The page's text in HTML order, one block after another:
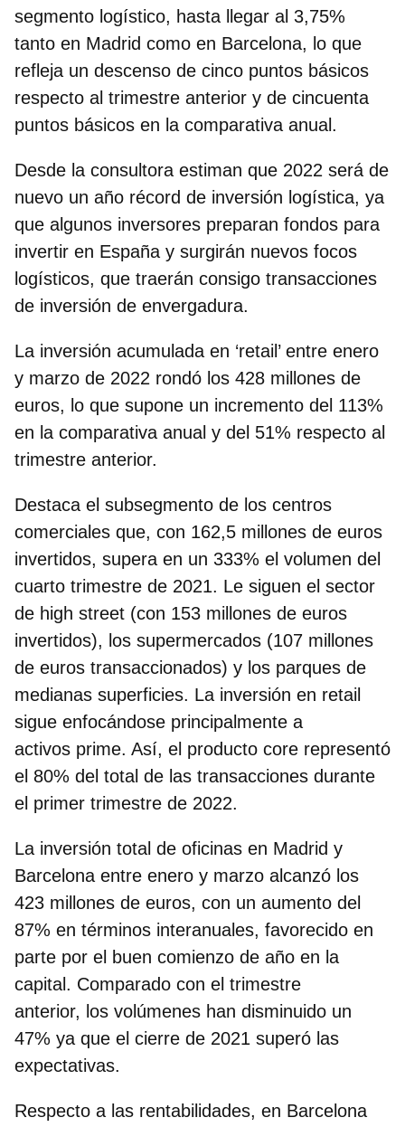
segmento logístico, hasta llegar al 3,75%
tanto en Madrid como en Barcelona, lo que
refleja un descenso de cinco puntos básicos
respecto al trimestre anterior y de cincuenta
puntos básicos en la comparativa anual.
Desde la consultora estiman que 2022 será de
nuevo un año récord de inversión logística, ya
que algunos inversores preparan fondos para
invertir en España y surgirán nuevos focos
logísticos, que traerán consigo transacciones
de inversión de envergadura.
La inversión acumulada en ‘retail’ entre enero
y marzo de 2022 rondó los 428 millones de
euros, lo que supone un incremento del 113%
en la comparativa anual y del 51% respecto al
trimestre anterior.
Destaca el subsegmento de los centros
comerciales que, con 162,5 millones de euros
invertidos, supera en un 333% el volumen del
cuarto trimestre de 2021. Le siguen el sector
de high street (con 153 millones de euros
invertidos), los supermercados (107 millones
de euros transaccionados) y los parques de
medianas superficies. La inversión en retail
sigue enfocándose principalmente a
activos prime. Así, el producto core representó
el 80% del total de las transacciones durante
el primer trimestre de 2022.
La inversión total de oficinas en Madrid y
Barcelona entre enero y marzo alcanzó los
423 millones de euros, con un aumento del
87% en términos interanuales, favorecido en
parte por el buen comienzo de año en la
capital. Comparado con el trimestre
anterior, los volúmenes han disminuido un
47% ya que el cierre de 2021 superó las
expectativas.
Respecto a las rentabilidades, en Barcelona